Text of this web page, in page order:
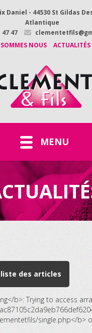
Daniel - 44530 St Gildas
Atlantique
47 47
NOUS
ACTUALITÉS
MENU
des articles